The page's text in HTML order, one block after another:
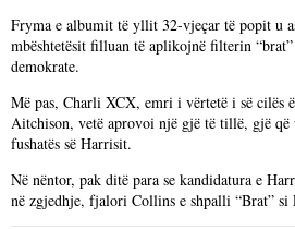
Fryma e albumit të yllit 32-vjeçar të popit u
mbështetësit filluan të aplikojnë filterin
demokrate.
Më pas, Charli XCX, emri i vërtetë i së cilës
Aitchison, vetë aprovoi një gjë të tillë, gjë
fushatës së Harrisit.
Në nëntor, pak ditë para se kandidatura e
në zgjedhje, fjalori Collins e shpalli “Brat”